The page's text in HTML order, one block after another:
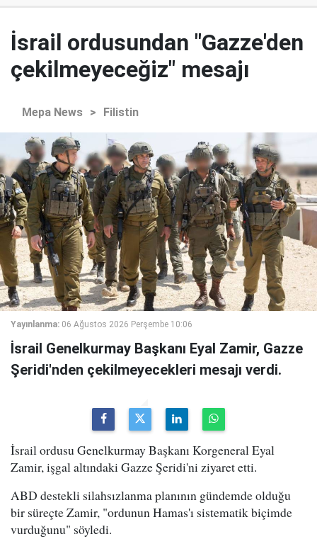
İsrail ordusundan "Gazze'den
çekilmeyeceğiz" mesajı
Mepa News > Filistin
Yayınlanma: 06 Ağustos 2026 Perşembe 10:06
İsrail Genelkurmay Başkanı Eyal Zamir, Gazze
Şeridi'nden çekilmeyecekleri mesajı verdi.
İsrail ordusu Genelkurmay Başkanı Korgeneral Eyal
Zamir, işgal altındaki Gazze Şeridi'ni ziyaret etti.
ABD destekli silahsızlanma planının gündemde olduğu
bir süreçte Zamir, "ordunun Hamas'ı sistematik biçimde
vurduğunu" söyledi.